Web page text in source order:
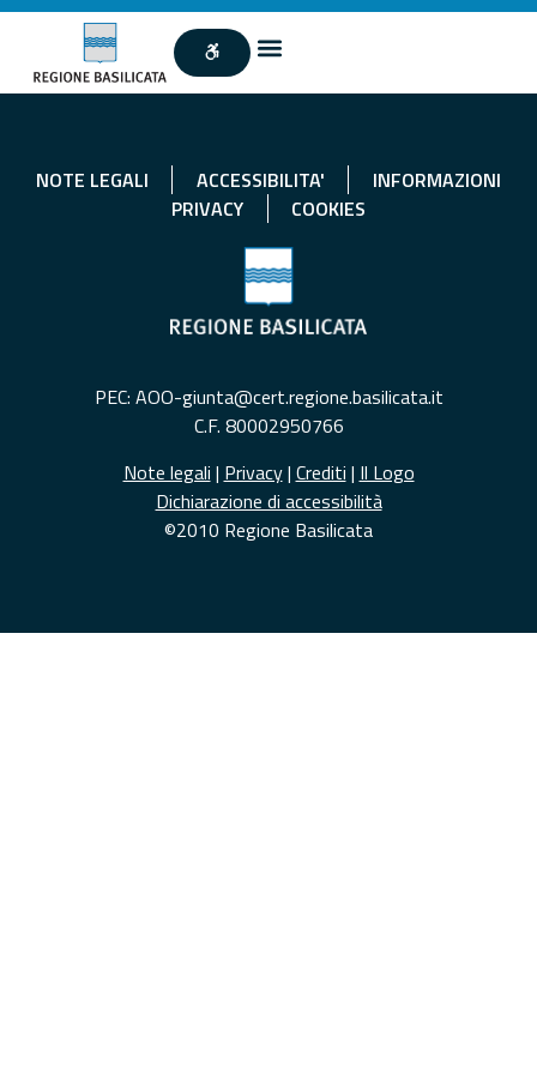
NOTE LEGALI ACCESSIBILITA'
INFORMAZIONI
PRIVACY
COOKIES
PEC: AOO-giunta@cert.regione.basilicata.it
C.F. 80002950766
Note legali | Privacy| Crediti | Il Logo
Dichiarazione di accessibilità
©2010 Regione Basilicata